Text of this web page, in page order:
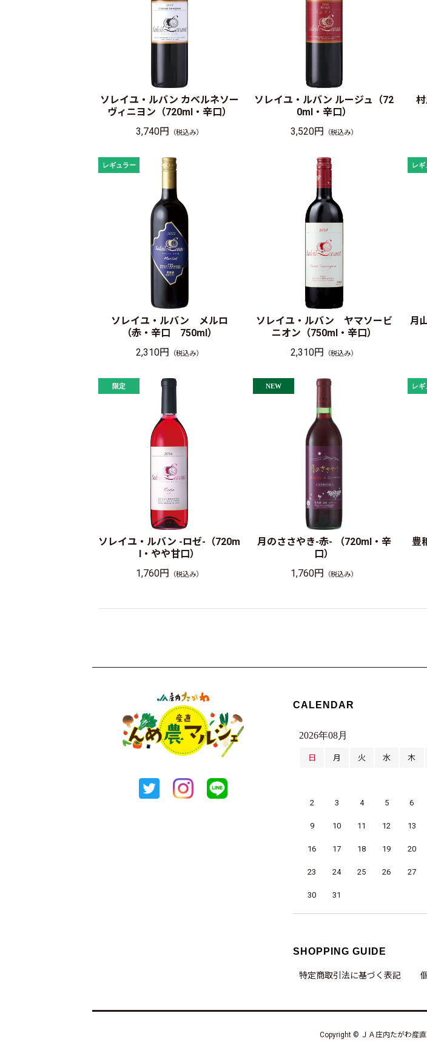
ソレイユ・ルバン カベルネソー
ヴィニヨン（720ml・辛口）
3,740円 （税込み）
ソレイユ・ルバン ルージュ（72
0ml・辛口）
3,520円 （税込み）
ソレイユ・ルバン メルロ
（赤・辛口 750ml）
2,310円 （税込み）
ソレイユ・ルバン ヤマソービ
ニオン（750ml・辛口）
2,310円 （税込み）
月
ソレイユ・ルバン -ロゼ-（720m
l・やや甘口）
1,760円 （税込み）
月のささやき-赤- （720ml・辛
口）
1,760円 （税込み）
豊
CALENDAR
2026年08月
日 月 火 水 木
2 3 4 5 6
9 10 11 12 13
16 17 18 19 20
23 24 25 26 27
30 31
SHOPPING GUIDE
特定商取引法に基づく表記
Copyright © ＪＡ庄内たがわ産